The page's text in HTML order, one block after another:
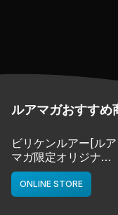
＜カバータックル・
タックルセッティン
普遍なるカバーフィ
ルアマガおすすめ
ビリケンルアー[ルア
マガ限定オリジナル
カラー／LMチャー
ト]
deps
ONLINE STORE